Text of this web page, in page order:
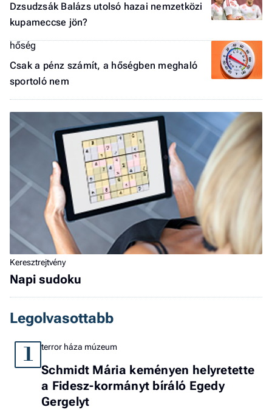
Dzsudzsák Balázs utolsó hazai nemzetközi
kupameccse jön?
hőség
Csak a pénz számít, a hőségben meghaló
sportoló nem
Keresztrejtvény
Napi sudoku
Legolvasottabb
1 terror háza múzeum
Schmidt Mária keményen helyretette
a Fidesz-kormányt bíráló Egedy
Gergelyt